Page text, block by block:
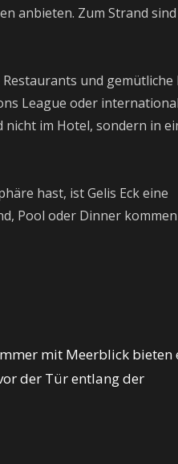
anbieten. Zum Strand sind
und gemütliche
League oder
nicht im Hotel, sondern in
hast, ist Gelis Eck eine
Pool oder Dinner
mit Meerblick bieten
der Tür entlang der